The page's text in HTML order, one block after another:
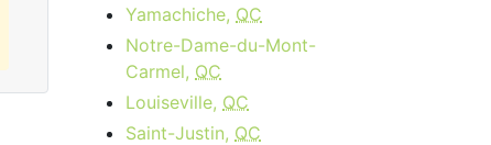
Yamachiche, QC
Notre-Dame-du-Mont-
Carmel, QC
Louiseville, QC
Saint-Justin, QC